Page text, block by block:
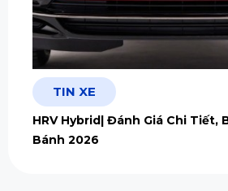
TIN XE
HRV Hybrid| Đánh Giá Chi Tiết,
Bánh 2026